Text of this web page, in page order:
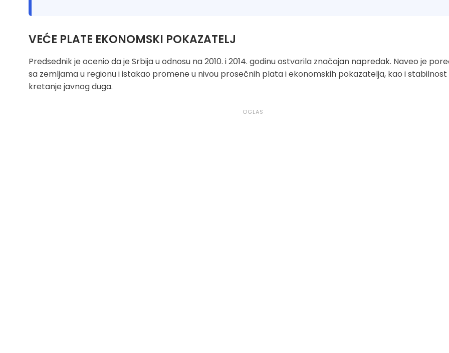
VEĆE PLATE EKONOMSKI POKAZATELJ
Predsednik je ocenio da je Srbija u odnosu na 2010. i 2014. godinu ostvarila značajan napredak. Naveo je
sa zemljama u regionu i istakao promene u nivou prosečnih plata i ekonomskih pokazatelja, kao i stabilnost
kretanje javnog duga.